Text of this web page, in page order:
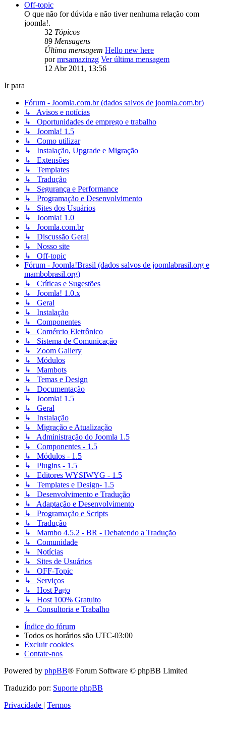
Off-topic
O que não for dúvida e não tiver nenhuma relação com
joomla!.
32 Tópicos
89 Mensagens
Última mensagem Hello new here
pormrsamazinzg Ver última mensagem
12 Abr 2011, 13:56
Ir para
Fórum - Joomla.com.br (dados salvos de joomla.com.br)
↳ Avisos e notícias
↳ Oportunidades de emprego e trabalho
↳ Joomla! 1.5
↳ Como utilizar
↳ Instalação, Upgrade e Migração
↳ Extensões
↳ Templates
↳ Tradução
↳ Segurança e Performance
↳ Programação e Desenvolvimento
↳ Sites dos Usuários
↳ Joomla! 1.0
↳ Joomla.com.br
↳ Discussão Geral
↳ Nosso site
↳ Off-topic
Fórum - Joomla!Brasil (dados salvos de joomlabrasil.org e
mambobrasil.org)
↳ Críticas e Sugestões
↳ Joomla! 1.0.x
↳ Geral
↳ Instalação
↳ Componentes
↳ Comércio Eletrônico
↳ Sistema de Comunicação
↳ Zoom Gallery
↳ Módulos
↳ Mambots
↳ Temas e Design
↳ Documentação
↳ Joomla! 1.5
↳ Geral
↳ Instalação
↳ Migração e Atualização
↳ Administração do Joomla 1.5
↳ Componentes - 1.5
↳ Módulos - 1.5
↳ Plugins - 1.5
↳ Editores WYSIWYG - 1.5
↳ Templates e Design- 1.5
↳ Desenvolvimento e Tradução
↳ Adaptação e Desenvolvimento
↳ Programação e Scripts
↳ Tradução
↳ Mambo 4.5.2 - BR - Debatendo a Tradução
↳ Comunidade
↳ Notícias
↳ Sites de Usuários
↳ OFF-Topic
↳ Serviços
↳ Host Pago
↳ Host 100% Gratuito
↳ Consultoria e Trabalho
Índice do fórum
Todos os horários são UTC-03:00
Excluir cookies
Contate-nos
Powered by phpBB® Forum Software © phpBB Limited
Traduzido por: Suporte phpBB
Privacidade | Termos